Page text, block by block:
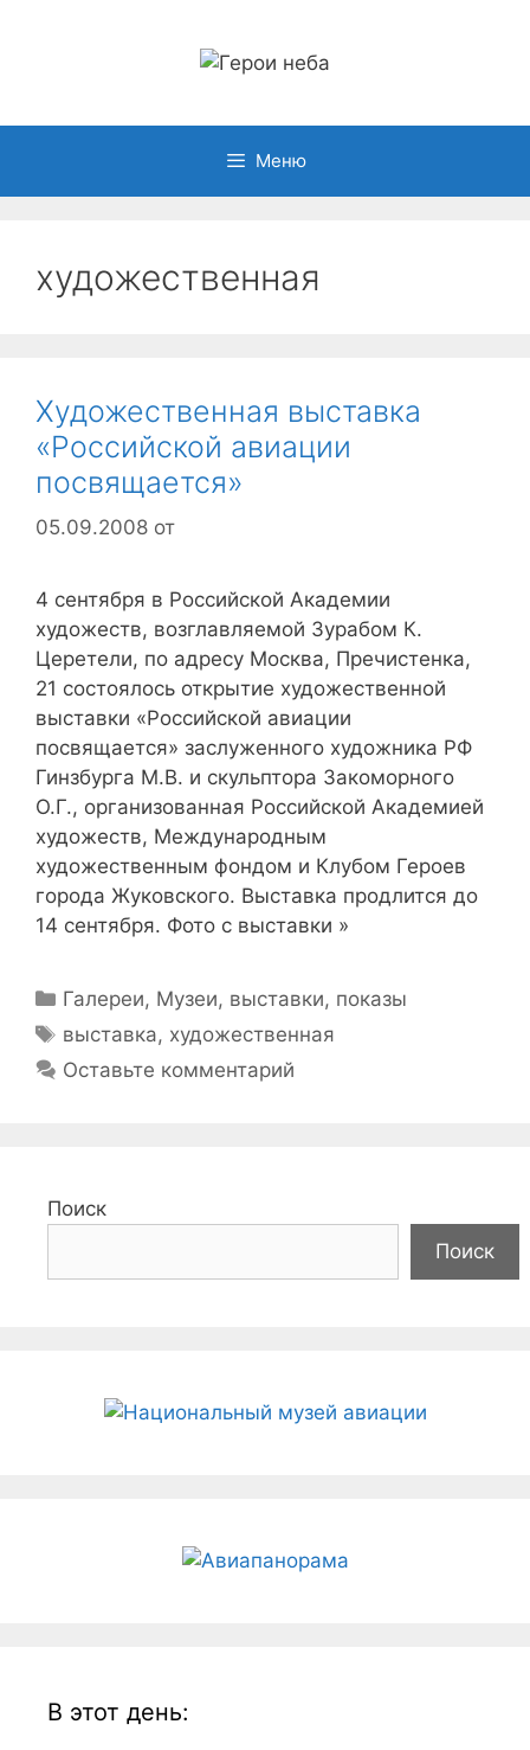
Меню
художественная
Художественная выставка
«Российской авиации
посвящается»
05.09.2008 от
4 сентября в Российской Академии
художеств, возглавляемой Зурабом К.
Церетели, по адресу Москва, Пречистенка,
21 состоялось открытие художественной
выставки «Российской авиации
посвящается» заслуженного художника РФ
Гинзбурга М.В. и скульптора Закоморного
О.Г., организованная Российской Академией
художеств, Международным
художественным фондом и Клубом Героев
города Жуковского. Выставка продлится до
14 сентября. Фото с выставки »
Рубрики
Галереи, Музеи, выставки, показы
Метки
выставка, художественная
Оставьте комментарий
Поиск
Поиск
В этот день: